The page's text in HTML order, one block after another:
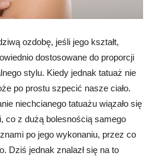
ozdobę, jeśli jego kształt,
dostosowane do proporcji
stylu. Kiedy jednak tatuaż nie
po prostu szpecić nasze ciało.
niechcianego tatuażu wiązało się
co z dużą bolesnością samego
po jego wykonaniu, przez co
Dziś jednak znalazł się na to